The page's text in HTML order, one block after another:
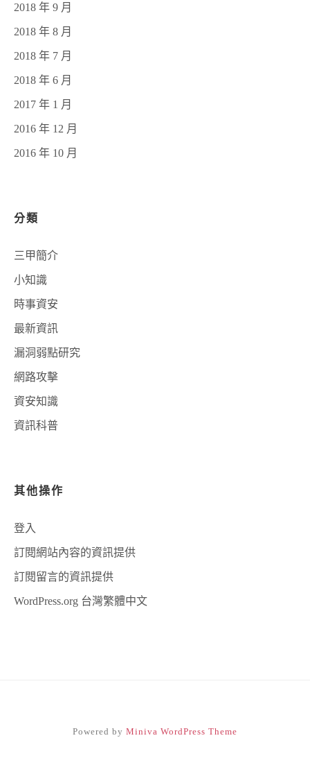
2018 年 9 月
2018 年 8 月
2018 年 7 月
2018 年 6 月
2017 年 1 月
2016 年 12 月
2016 年 10 月
分類
三甲簡介
小知識
時事資安
最新資訊
漏洞弱點研究
網路攻擊
資安知識
資訊科普
其他操作
登入
訂閱網站內容的資訊提供
訂閱留言的資訊提供
WordPress.org 台灣繁體中文
Powered by Miniva WordPress Theme